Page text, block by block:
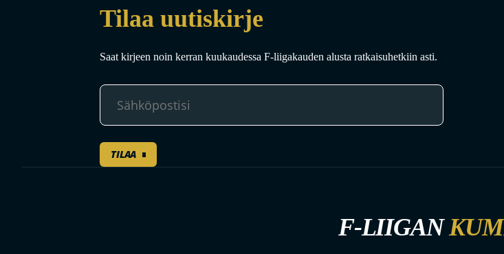
Tilaa uutiskirje
Saat kirjeen noin kerran kuukaudessa F-liigakauden alusta ratkaisuhetkiin asti.
TILAA
F-LIIGAN